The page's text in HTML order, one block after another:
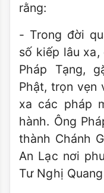
rằng:
- Trong đời
số kiếp lâu
Pháp Tạng,
Phật, trọn vẹn
xa các pháp
hành. Ông
thành Chánh
An Lạc nơi
Tư Nghị